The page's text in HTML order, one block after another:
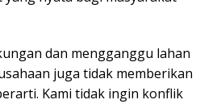
dan mengganggu lahan
juga tidak memberikan
Kami tidak ingin konflik